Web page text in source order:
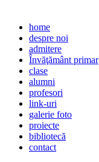
home
despre noi
admitere
Învăţământ primar
clase
alumni
profesori
link-uri
galerie foto
proiecte
bibliotecă
contact